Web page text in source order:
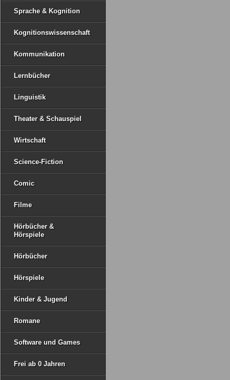
Sprache & Kognition
Kognitionswissenschaft
Kommunikation
Lernbücher
Linguistik
Theater & Schauspiel
Wirtschaft
Science-Fiction
Comic
Filme
Hörbücher &
Hörspiele
Hörbücher
Hörspiele
Kinder & Jugend
Romane
Software und Games
Frei ab 0 Jahren